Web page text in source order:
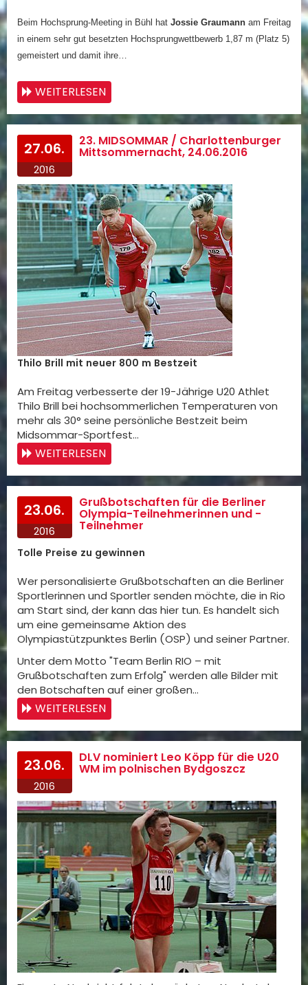
Beim Hochsprung-Meeting in Bühl hat Jossie Graumann am Freitag
in einem sehr gut besetzten Hochsprungwettbewerb 1,87 m (Platz 5)
gemeistert und damit ihre…
WEITERLESEN
27.06.
2016
23. MIDSOMMAR / Charlottenburger
Mittsommernacht, 24.06.2016
Thilo Brill mit neuer 800 m Bestzeit
Am Freitag verbesserte der 19-Jährige U20 Athlet
Thilo Brill bei hochsommerlichen Temperaturen von
mehr als 30° seine persönliche Bestzeit beim
Midsommar-Sportfest…
WEITERLESEN
23.06.
2016
Grußbotschaften für die Berliner
Olympia-Teilnehmerinnen und -
Teilnehmer
Tolle Preise zu gewinnen
Wer personalisierte Grußbotschaften an die Berliner
Sportlerinnen und Sportler senden möchte, die in Rio
am Start sind, der kann das hier tun. Es handelt sich
um eine gemeinsame Aktion des
Olympiastützpunktes Berlin (OSP) und seiner Partner.
Unter dem Motto "Team Berlin RIO – mit
Grußbotschaften zum Erfolg" werden alle Bilder mit
den Botschaften auf einer großen…
WEITERLESEN
23.06.
2016
DLV nominiert Leo Köpp für die U20
WM im polnischen Bydgoszcz